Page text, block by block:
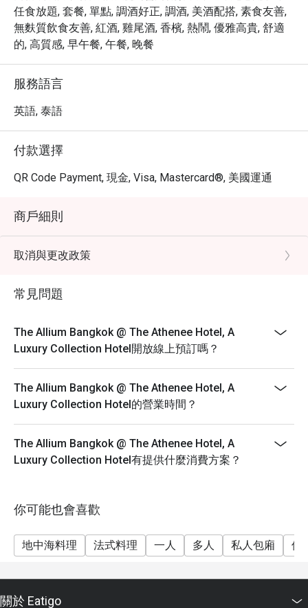
任食放題, 套餐, 單點, 調酒好正, 調酒, 美酒配搭, 素食友善,
無麩質飲食友善, 紅酒, 雞尾酒, 香檳, 熱鬧, 優雅高貴, 舒適
的, 高質感, 早午餐, 午餐, 晚餐
服務語言
英語, 泰語
付款選擇
QR Code Payment, 現金, Visa, Mastercard®, 美國運通
商戶細則
取消與更改政策
常見問題
The Allium Bangkok @ The Athenee Hotel, A
Luxury Collection Hotel開放線上預訂嗎？
The Allium Bangkok @ The Athenee Hotel, A
Luxury Collection Hotel的營業時間？
The Allium Bangkok @ The Athenee Hotel, A
Luxury Collection Hotel有提供什麼消費方案？
你可能也會喜歡
地中海料理 法式料理 一人 多人 私人包廂 休
關於 Eatigo